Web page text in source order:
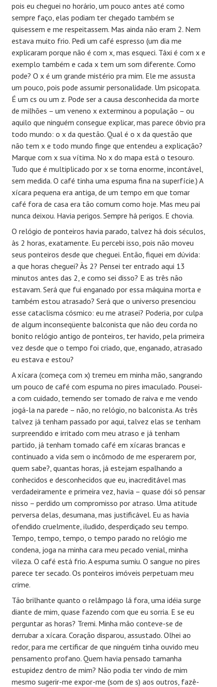
pois eu cheguei no horário, um pouco antes até como
sempre faço, elas podiam ter chegado também se
quisessem e me respeitassem. Mas ainda não eram 2. Nem
estava muito frio. Pedi um café espresso (um dia me
explicaram porque não é com x, mas esqueci. Táxi é com x e
exemplo também e cada x tem um som diferente. Como
pode? O x é um grande mistério pra mim. Ele me assusta
um pouco, pois pode assumir personalidade. Um psicopata.
É um cs ou um z. Pode ser a causa desconhecida da morte
de milhões – um veneno x exterminou a população – ou
aquilo que ninguém consegue explicar, mas parece óbvio pra
todo mundo: o x da questão. Qual é o x da questão que
não tem x e todo mundo finge que entendeu a explicação?
Marque com x sua vítima. No x do mapa está o tesouro.
Tudo que é multiplicado por x se torna enorme, incontável,
sem medida. O café tinha uma espuma fina na superfície.) A
xícara pequena era antiga, de um tempo em que tomar
café fora de casa era tão comum como hoje. Mas meu pai
nunca deixou. Havia perigos. Sempre há perigos. E chovia.
O relógio de ponteiros havia parado, talvez há dois séculos,
às 2 horas, exatamente. Eu percebi isso, pois não moveu
seus ponteiros desde que cheguei. Então, fiquei em dúvida:
a que horas cheguei? Às 2? Pensei ter entrado aqui 13
minutos antes das 2, e como sei disso? E as três não
estavam. Será que fui enganado por essa máquina morta e
também estou atrasado? Será que o universo presenciou
esse cataclisma cósmico: eu me atrasei? Poderia, por culpa
de algum inconseqüente balconista que não deu corda no
bonito relógio antigo de ponteiros, ter havido, pela primeira
vez desde que o tempo foi criado, que, enganado, atrasado
eu estava e estou?
A xícara (começa com x) tremeu em minha mão, sangrando
um pouco de café com espuma no pires imaculado. Pousei-
a com cuidado, temendo ser tomado de raiva e me vendo
jogá-la na parede – não, no relógio, no balconista. As três
talvez já tenham passado por aqui, talvez elas se tenham
surpreendido e irritado com meu atraso e já tenham
partido, já tenham tomado café em xícaras brancas e
continuado a vida sem o incômodo de me esperarem por,
quem sabe?, quantas horas, já estejam espalhando a
conhecidos e desconhecidos que eu, inacreditável mas
verdadeiramente e primeira vez, havia – quase dói só pensar
nisso – perdido um compromisso por atraso. Uma atitude
perversa delas, desumana, mas justificável. Eu as havia
ofendido cruelmente, iludido, desperdiçado seu tempo.
Tempo, tempo, tempo, o tempo parado no relógio me
condena, joga na minha cara meu pecado venial, minha
vileza. O café está frio. A espuma sumiu. O sangue no pires
parece ter secado. Os ponteiros imóveis perpetuam meu
crime.
Tão brilhante quanto o relâmpago lá fora, uma idéia surge
diante de mim, quase fazendo com que eu sorria. E se eu
perguntar as horas? Tremi. Minha mão conteve-se de
derrubar a xícara. Coração disparou, assustado. Olhei ao
redor, para me certificar de que ninguém tinha ouvido meu
pensamento profano. Quem havia pensado tamanha
estupidez dentro de mim? Não podia ter vindo de mim
mesmo sugerir-me expor-me (som de s) aos outros, fazê-